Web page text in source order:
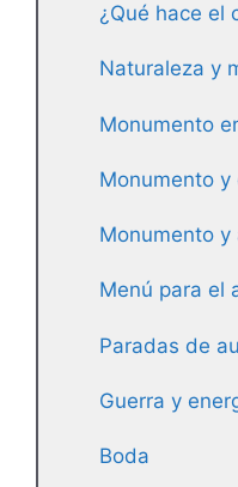
¿Qué hace el
Naturaleza y
Monumento
Monumento y
Monumento y
Menú para el
Paradas de
Guerra y
Boda